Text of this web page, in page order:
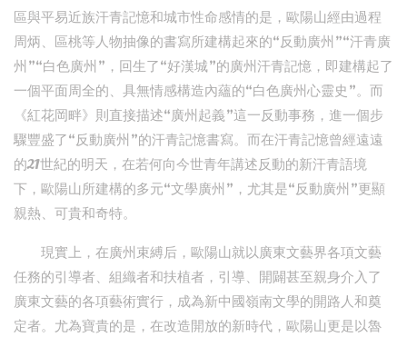
區與平易近族汗青記憶和城市性命感情的是，歐陽山經由過程
周炳、區桃等人物抽像的書寫所建構起來的“反動廣州”“汗青廣
州”“白色廣州”，回生了“好漢城”的廣州汗青記憶，即建構起了
一個平面周全的、具無情感構造內蘊的“白色廣州心靈史”。而
《紅花岡畔》則直接描述“廣州起義”這一反動事務，進一個步
驟豐盛了“反動廣州”的汗青記憶書寫。而在汗青記憶曾經遠遠
的21世紀的明天，在若何向今世青年講述反動的新汗青語境
下，歐陽山所建構的多元“文學廣州”，尤其是“反動廣州”更顯
親熱、可貴和奇特。
現實上，在廣州束縛后，歐陽山就以廣東文藝界各項文藝
任務的引導者、組織者和扶植者，引導、開闢甚至親身介入了
廣東文藝的各項藝術實行，成為新中國嶺南文學的開路人和奠
定者。尤為寶貴的是，在改造開放的新時代，歐陽山更是以魯